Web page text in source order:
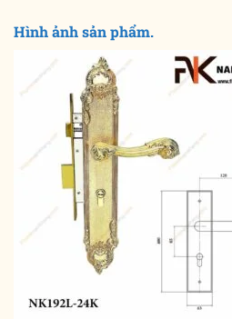
Hình ảnh sản phẩm.